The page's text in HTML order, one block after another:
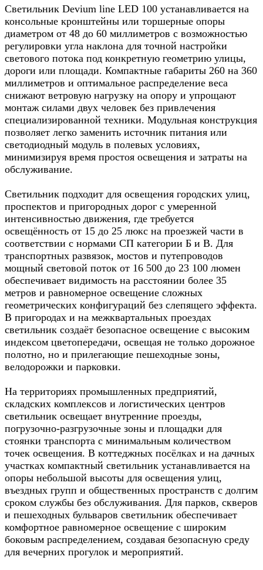
Светильник Devium line LED 100 устанавливается на
консольные кронштейны или торшерные опоры
диаметром от 48 до 60 миллиметров с возможностью
регулировки угла наклона для точной настройки
светового потока под конкретную геометрию улицы,
дороги или площади. Компактные габариты 260 на 360
миллиметров и оптимальное распределение веса
снижают ветровую нагрузку на опору и упрощают
монтаж силами двух человек без привлечения
специализированной техники. Модульная конструкция
позволяет легко заменить источник питания или
светодиодный модуль в полевых условиях,
минимизируя время простоя освещения и затраты на
обслуживание.​
Светильник подходит для освещения городских улиц,
проспектов и пригородных дорог с умеренной
интенсивностью движения, где требуется
освещённость от 15 до 25 люкс на проезжей части в
соответствии с нормами СП категории Б и В. Для
транспортных развязок, мостов и путепроводов
мощный световой поток от 16 500 до 23 100 люмен
обеспечивает видимость на расстоянии более 35
метров и равномерное освещение сложных
геометрических конфигураций без слепящего эффекта.
В пригородах и на межквартальных проездах
светильник создаёт безопасное освещение с высоким
индексом цветопередачи, освещая не только дорожное
полотно, но и прилегающие пешеходные зоны,
велодорожки и парковки.​
На территориях промышленных предприятий,
складских комплексов и логистических центров
светильник освещает внутренние проезды,
погрузочно-разгрузочные зоны и площадки для
стоянки транспорта с минимальным количеством
точек освещения. В коттеджных посёлках и на дачных
участках компактный светильник устанавливается на
опоры небольшой высоты для освещения улиц,
въездных групп и общественных пространств с долгим
сроком службы без обслуживания. Для парков, скверов
и пешеходных бульваров светильник обеспечивает
комфортное равномерное освещение с широким
боковым распределением, создавая безопасную среду
для вечерних прогулок и мероприятий.​